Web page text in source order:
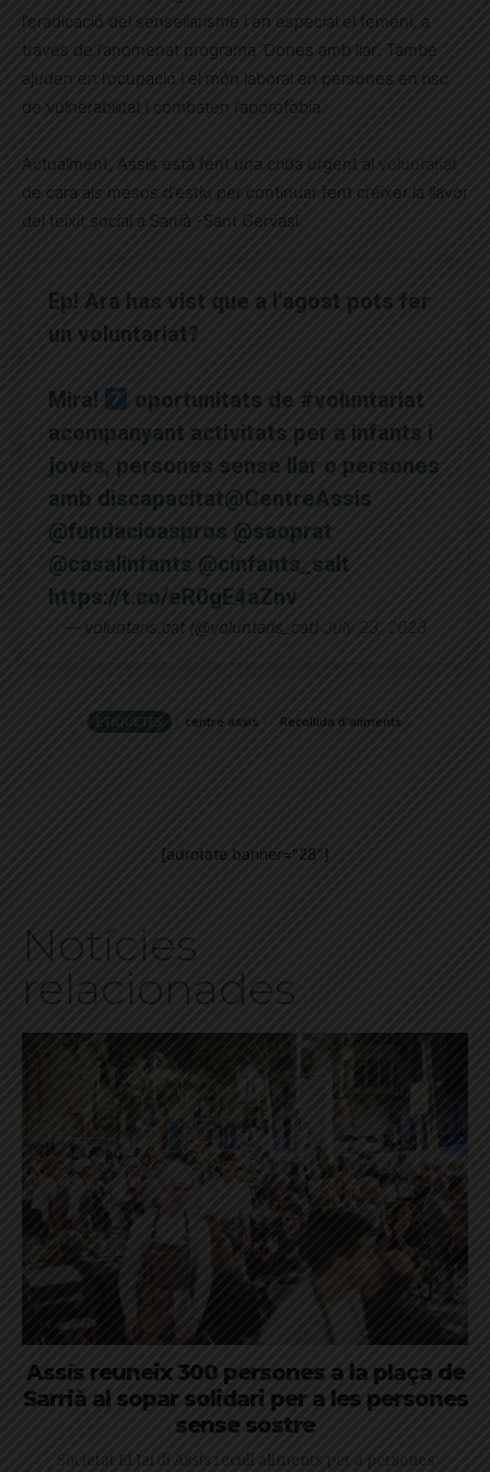
l’eradicació del sensellarisme i en especial el femení, a
través de l’anomenat programa ’Dones amb llar’. També
ajuden en l’ocupació i el món laboral en persones en risc
de vulnerabilitat i combaten l’aporofòbia.
Actualment, Assís està fent una crida urgent al voluntariat
de cara als mesos d’estiu per continuar fent créixer la llavor
del teixit social a Sarrià -Sant Gervasi.
Ep! Ara has vist que a l'agost pots fer
un voluntariat?
Mira! oportunitats de #voluntariat
acompanyant activitats per a infants i
joves, persones sense llar o persones
amb discapacitat@CentreAssis
@fundacioaspros @saoprat
@casalinfants @cinfants_salt
https://t.co/eR0gE4aZnv
— voluntaris.cat (@voluntaris_cat) July 23, 2023
ETIQUETES centre assis Recollida d'aliments
[adrotate banner="28"]
Notícies
relacionades
Assís reuneix 300 persones a la plaça de
Sarrià al sopar solidari per a les persones
sense sostre
Societat El Jardí Assís recull aliments per a persones